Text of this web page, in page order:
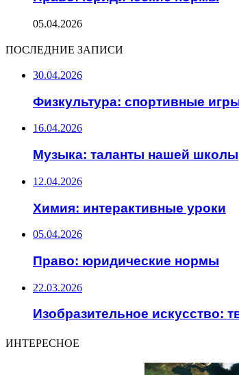
05.04.2026
ПОСЛЕДНИЕ ЗАПИСИ
30.04.2026
Физкультура: спортивные
16.04.2026
Музыка: таланты нашей школы
12.04.2026
Химия: интерактивные уроки
05.04.2026
Право: юридические нормы
22.03.2026
Изобразительное искусство:
ИНТЕРЕСНОЕ